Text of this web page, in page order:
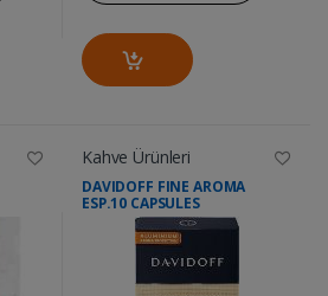
Kahve Ürünleri
DAVIDOFF FINE AROMA
ESP.10 CAPSULES